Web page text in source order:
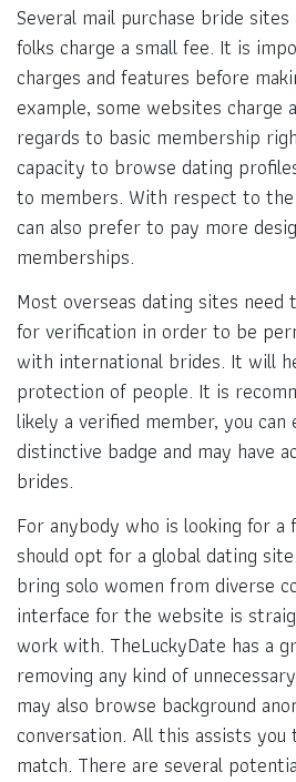
Several mail purchase bride
folks charge a small fee. It is
charges and features before
example, some websites charge
regards to basic membership
capacity to browse dating
to members. With respect to
can also prefer to pay more
memberships.
Most overseas dating sites need
for verification in order to be
with international brides. It will
protection of people. It is
likely a verified member, you
distinctive badge and may have
brides.
For anybody who is looking for a
should opt for a global dating
bring solo women from diverse
interface for the website is
work with. TheLuckyDate has a
removing any kind of
may also browse background
conversation. All this assists
match. There are several